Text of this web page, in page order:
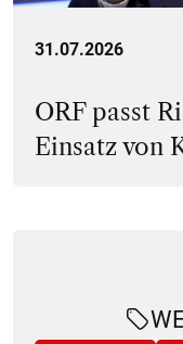
31.07.2026
ORF passt
Einsatz von